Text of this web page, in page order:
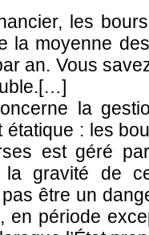
les
la moyenne
an. Vous
la
: les
est géré
gravité de
être un
en période